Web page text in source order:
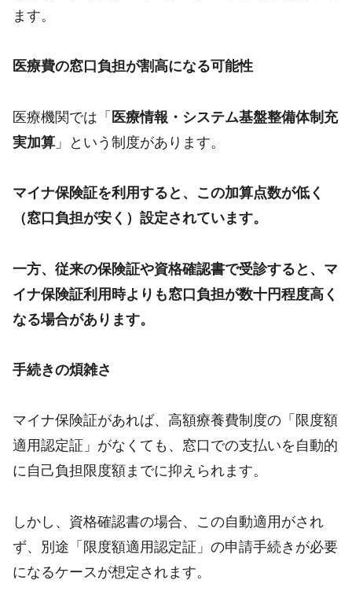
ます。
医療費の窓口負担が割高になる可能性
医療機関では「 医療情報・システム基盤整備体制充
実加算 」という制度があります。
マイナ保険証を利用すると、この加算点数が低く
（窓口負担が安く）設定されています。
一方、従来の保険証や資格確認書で受診すると、マ
イナ保険証利用時よりも窓口負担が数十円程度高く
なる場合があります。
手続きの煩雑さ
マイナ保険証があれば、高額療養費制度の「限度額
適用認定証」がなくても、窓口での支払いを自動的
に自己負担限度額までに抑えられます。
しかし、資格確認書の場合、この自動適用がされ
ず、別途「限度額適用認定証」の申請手続きが必要
になるケースが想定されます。